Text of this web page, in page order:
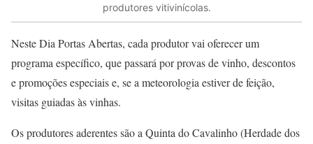
produtores vitivinícolas.
Neste Dia Portas Abertas, cada produtor vai oferecer um
programa específico, que passará por provas de vinho, descontos
e promoções especiais e, se a meteorologia estiver de feição,
visitas guiadas às vinhas.
Os produtores aderentes são a Quinta do Cavalinho (Herdade dos